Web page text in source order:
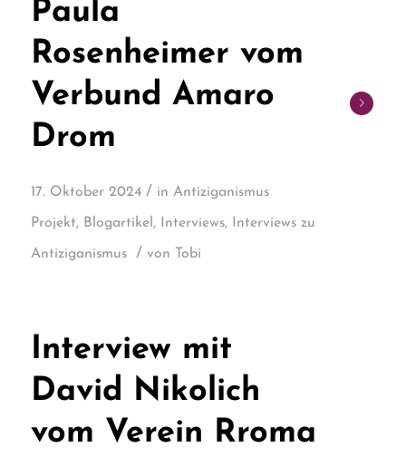
Paula
Rosenheimer vom
Verbund Amaro
Drom
17. Oktober 2024 / in Antiziganismus
Projekt, Blogartikel , Interviews, Interviews zu
Antiziganismus / von Tobi
Interview mit
David Nikolich
vom Verein Rroma